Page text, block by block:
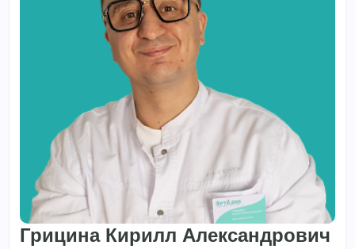
Грицина Кирилл Александрович